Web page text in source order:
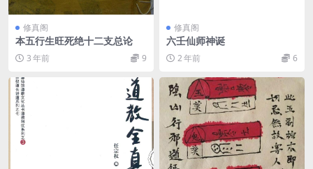
修真阁
本五行生旺死绝十二支总论
3 年前 9
修真阁
六壬仙师神诞
2 年前 6